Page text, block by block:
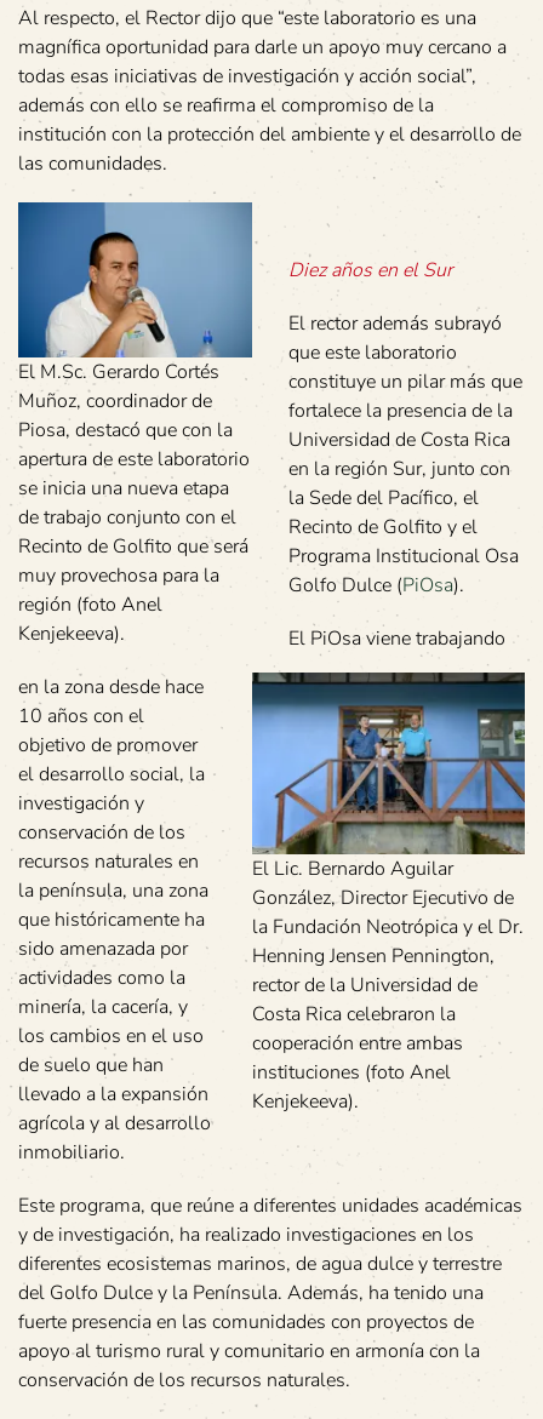
Al respecto, el Rector dijo que “este laboratorio es una
magnífica oportunidad para darle un apoyo muy cercano a
todas esas iniciativas de investigación y acción social”,
además con ello se reafirma el compromiso de la
institución con la protección del ambiente y el desarrollo de
las comunidades.
El M.Sc. Gerardo Cortés
Muñoz, coordinador de
Piosa, destacó que con la
apertura de este laboratorio
se inicia una nueva etapa
de trabajo conjunto con el
Recinto de Golfito que será
muy provechosa para la
región (foto Anel
Kenjekeeva).
Diez años en el Sur
El rector además subrayó
que este laboratorio
constituye un pilar más que
fortalece la presencia de la
Universidad de Costa Rica
en la región Sur, junto con
la Sede del Pacífico, el
Recinto de Golfito y el
Programa Institucional Osa
Golfo Dulce (PiOsa).
El Lic. Bernardo Aguilar
González, Director Ejecutivo de
la Fundación Neotrópica y el Dr.
Henning Jensen Pennington,
rector de la Universidad de
Costa Rica celebraron la
cooperación entre ambas
instituciones (foto Anel
Kenjekeeva).
El PiOsa viene trabajando
en la zona desde hace
10 años con el
objetivo de promover
el desarrollo social, la
investigación y
conservación de los
recursos naturales en
la península, una zona
que históricamente ha
sido amenazada por
actividades como la
minería, la cacería, y
los cambios en el uso
de suelo que han
llevado a la expansión
agrícola y al desarrollo
inmobiliario.
Este programa, que reúne a diferentes unidades académicas
y de investigación, ha realizado investigaciones en los
diferentes ecosistemas marinos, de agua dulce y terrestre
del Golfo Dulce y la Península. Además, ha tenido una
fuerte presencia en las comunidades con proyectos de
apoyo al turismo rural y comunitario en armonía con la
conservación de los recursos naturales.